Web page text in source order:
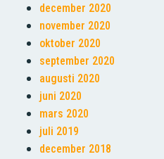
december 2020
november 2020
oktober 2020
september 2020
augusti 2020
juni 2020
mars 2020
juli 2019
december 2018